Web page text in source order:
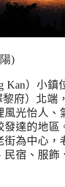
)
Kan）小鎮
府）北端
風光怡人、
發達的地區
街為中心，
宿、服飾